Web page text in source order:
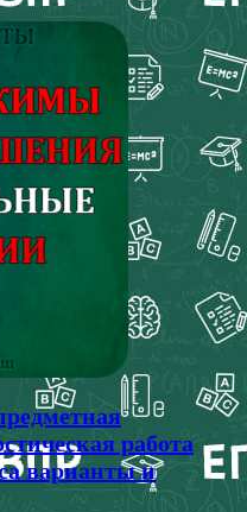
работа
варианты и